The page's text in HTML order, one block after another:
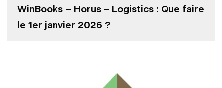
WinBooks – Horus – Logistics : Que faire
le 1er janvier 2026 ?